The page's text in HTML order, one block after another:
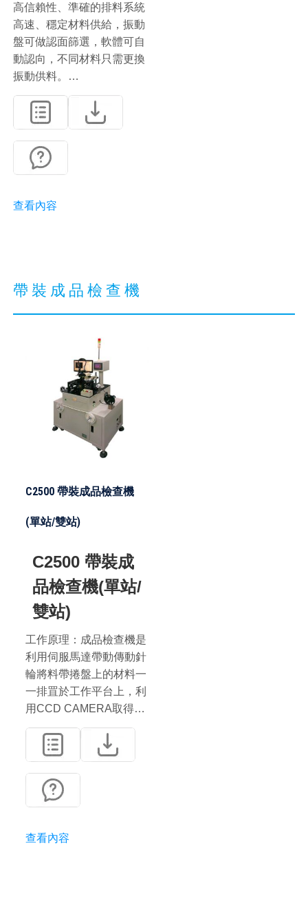
高信賴性、準確的排料系統
高速、穩定材料供給，振動
盤可做認面篩選，軟體可自
動認向，不同材料只需更換
振動供料。
共用性高：搭載變倍鏡頭，
更換晶片規格只需調整倍率
不需更換鏡頭。
查看內容
帶裝成品檢查機
C2500 帶裝成品檢查機
(單站/雙站)
C2500 帶裝成
品檢查機(單站/
雙站)
工作原理：成品檢查機是
利用伺服馬達帶動傳動針
輪將料帶捲盤上的材料一
一排罝於工作平台上，利
用CCD CAMERA取得材
料的影像，將影像傳送至
電腦主機，再利用自行開
發之判別軟體，進行OK
及NG分類，達成外觀檢
查的目的。
查看內容